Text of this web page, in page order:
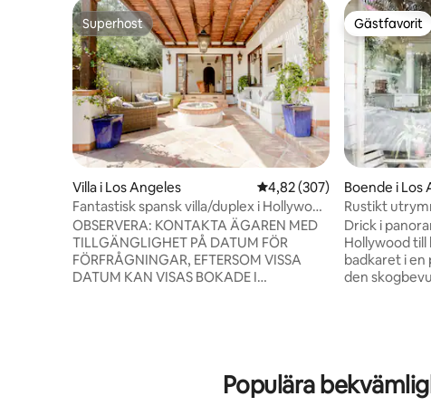
Superhost
Superhost
Villa i Los Angeles 4,82 av 5 i genomsnittligt
4,82 (307)
Fantastisk spansk villa/duplex i Hollywood
Hills
OBSERVERA: KONTAKTA ÄGAREN MED
TILLGÄNGLIGHET PÅ DATUM FÖR
FÖRFRÅGNINGAR, EFTERSOM VISSA
DATUM KAN VISAS BOKADE I
vin på den täckta uteplatsen i denna
inhägnade spanska duplex/villa från
Gästfavorit
Gästfavorit
Boende i Los
Rustikt
Drick i
Hollywood
badkaret i en
den
angeles/
angeles En extremt väldesignad öppen
Populära